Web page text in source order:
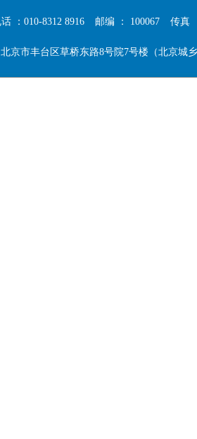
：010-8312 8916 邮编 ： 100067 传真
京市丰台区草桥东路8号院7号楼（北京城